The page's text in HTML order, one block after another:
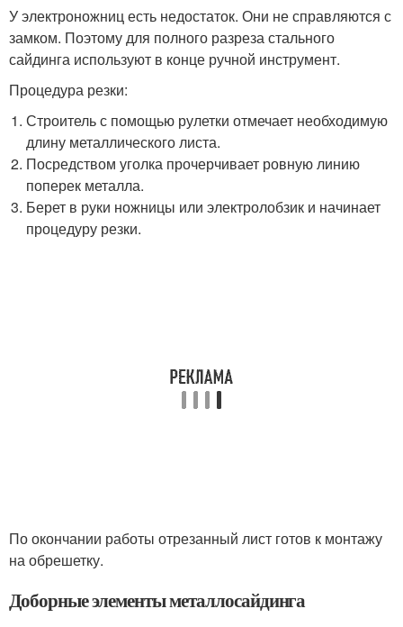
У электроножниц есть недостаток. Они не справляются с
замком. Поэтому для полного разреза стального
сайдинга используют в конце ручной инструмент.
Процедура резки:
Строитель с помощью рулетки отмечает необходимую
длину металлического листа.
Посредством уголка прочерчивает ровную линию
поперек металла.
Берет в руки ножницы или электролобзик и начинает
процедуру резки.
По окончании работы отрезанный лист готов к монтажу
на обрешетку.
Доборные элементы металлосайдинга